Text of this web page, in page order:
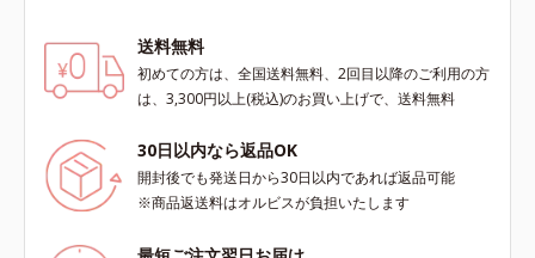
送料無料
初めての方は、全国送料無料、2回目以降のご利用の方
は、3,300円以上(税込)のお買い上げで、送料無料
30日以内なら返品OK
開封後でも発送日から30日以内であれば返品可能
※商品返送料はオルビスが負担いたします